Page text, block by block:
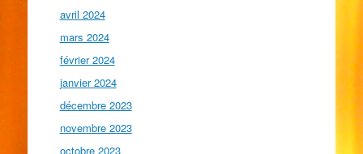
avril 2024
mars 2024
février 2024
janvier 2024
décembre 2023
novembre 2023
octobre 2023